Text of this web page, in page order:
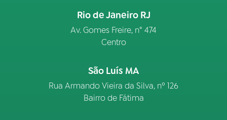
Rio de Janeiro RJ
Av. Gomes Freire, n° 474
Centro
São Luís MA
Rua Armando Vieira da Silva, nº 126
Bairro de Fátima